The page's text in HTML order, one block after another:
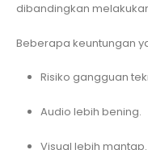
dibandingkan
Beberapa keuntungan
Risiko gangguan
Audio lebih bening.
Visual lebih mantap.